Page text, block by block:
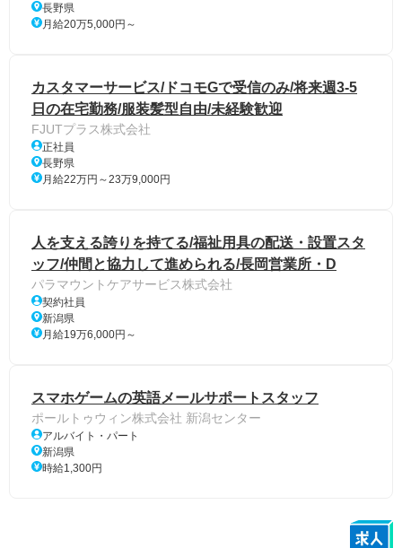
長野県
月給20万5,000円～
カスタマーサービス/ドコモGで受信のみ/将来週3-5
日の在宅勤務/服装髪型自由/未経験歓迎
FJUTプラス株式会社
正社員
長野県
月給22万円～23万9,000円
人を支える誇りを持てる/福祉用具の配送・設置スタ
ッフ/仲間と協力して進められる/長岡営業所・D
パラマウントケアサービス株式会社
契約社員
新潟県
月給19万6,000円～
スマホゲームの英語メールサポートスタッフ
ポールトゥウィン株式会社 新潟センター
アルバイト・パート
新潟県
時給1,300円